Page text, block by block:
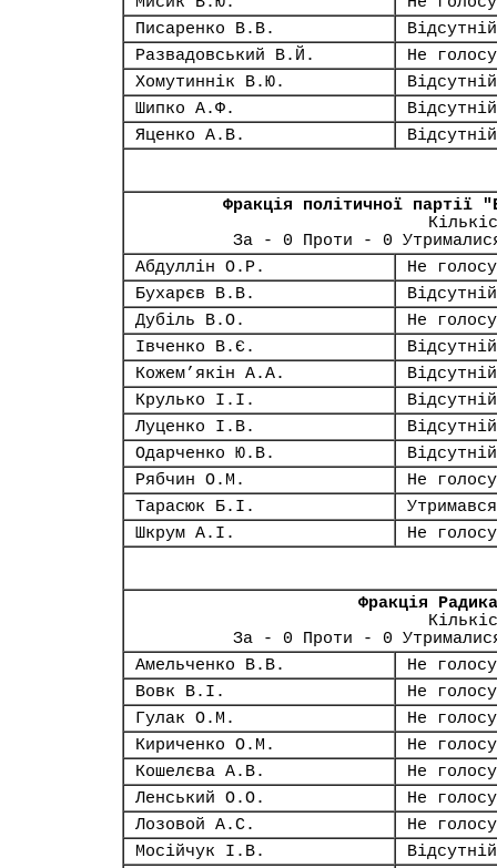
Писаренко В.В.
Відсутній
Развадовський В.Й.
Не
Хомутиннік В.Ю.
Відсутній
Шипко А.Ф.
Відсутній
Яценко А.В.
Відсутній
Фракція політичної партії
За - 0 Проти - 0
Абдуллін О.Р.
Не
Бухарєв В.В.
Відсутній
Дубіль В.О.
Не
Івченко В.Є.
Відсутній
Кожем’якін А.А.
Відсутній
Крулько І.І.
Відсутній
Луценко І.В.
Відсутній
Одарченко Ю.В.
Відсутній
Рябчин О.М.
Не
Тарасюк Б.І.
Утримався
Шкрум А.І.
Не
Фракція
За - 0 Проти - 0
Амельченко В.В.
Не
Вовк В.І.
Не
Гулак О.М.
Не
Кириченко О.М.
Не
Кошелєва А.В.
Не
Ленський О.О.
Не
Лозовой А.С.
Не
Мосійчук І.В.
Відсутній